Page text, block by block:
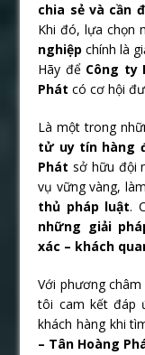
chia sẻ và cần
Khi đó, lựa chọn
nghiệp chính là
Hãy để Công ty
Phát có cơ hội
Là một trong
tử uy tín hàng
Phát sở hữu đội
vụ vững vàng,
thủ pháp luật.
những giải
xác – khách
Với phương châm
tôi cam kết đáp
khách hàng khi
– Tân Hoàng